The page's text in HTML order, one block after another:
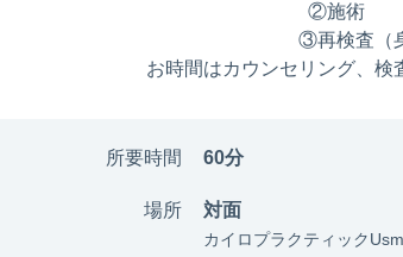
②
③再検査（
お時間はカウンセリング、検
所要時間 60分
場所 対面
カイロプラクティック